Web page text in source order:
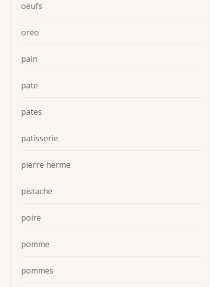
oeufs
oreo
pain
pate
pates
patisserie
pierre herme
pistache
poire
pomme
pommes